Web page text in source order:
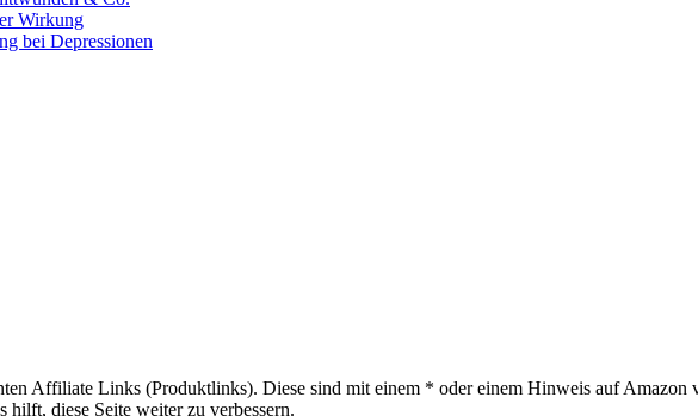
Wirkung
bei Depressionen
Affiliate Links (Produktlinks). Diese sind mit einem * oder einem Hinweis auf
diese Seite weiter zu verbessern.